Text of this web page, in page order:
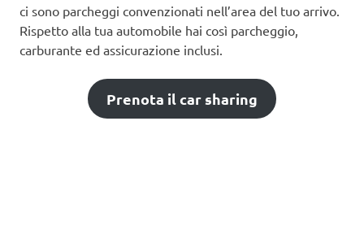
ci sono parcheggi convenzionati nell’area del tuo arrivo.
Rispetto alla tua automobile hai così parcheggio,
carburante ed assicurazione inclusi.
Prenota il car sharing